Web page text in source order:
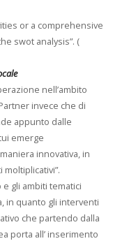
or a comprehensive
swot analysis”. (
nell’ambito
invece che di
appunto dalle
emerge
innovativa, in
gli ambiti tematici
in quanto gli interventi
che partendo dalla
porta all’ inserimento